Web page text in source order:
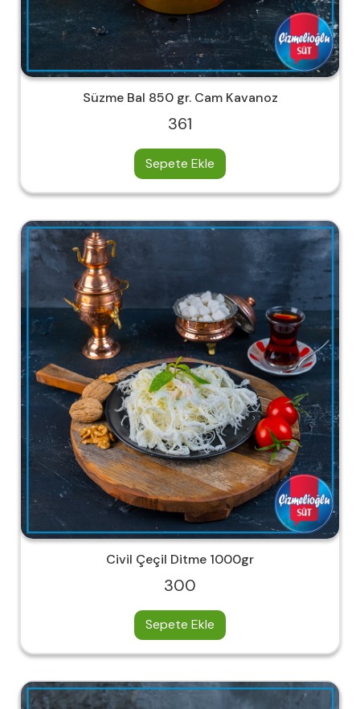
Süzme Bal 850 gr. Cam Kavanoz
361
Sepete Ekle
Civil Çeçil Ditme 1000gr
300
Sepete Ekle